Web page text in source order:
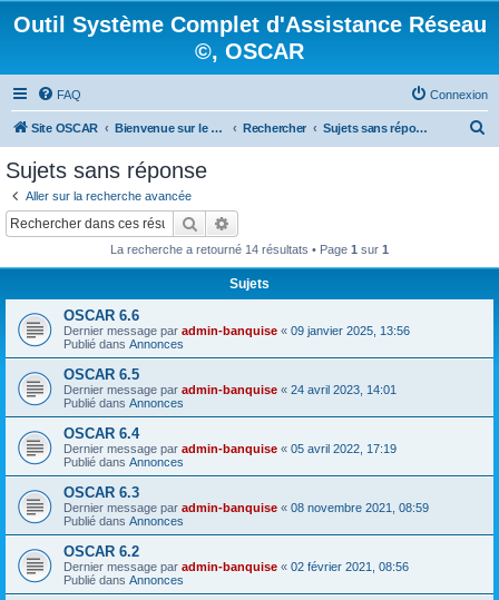
Outil Système Complet d'Assistance Réseau
©, OSCAR
FAQ Connexion
Site OSCAR Bienvenue sur le nouveau forum OSCAR Rechercher Sujets sans réponse
Sujets sans réponse
Aller sur la recherche avancée
Rechercher
La recherche a retourné 14 résultats • Page 1 sur 1
Sujets
OSCAR 6.6
Dernier message par admin-banquise « 09 janvier 2025, 13:56
Publié dans Annonces
OSCAR 6.5
Dernier message par admin-banquise « 24 avril 2023, 14:01
Publié dans Annonces
OSCAR 6.4
Dernier message par admin-banquise « 05 avril 2022, 17:19
Publié dans Annonces
OSCAR 6.3
Dernier message par admin-banquise « 08 novembre 2021, 08:59
Publié dans Annonces
OSCAR 6.2
Dernier message par admin-banquise « 02 février 2021, 08:56
Publié dans Annonces